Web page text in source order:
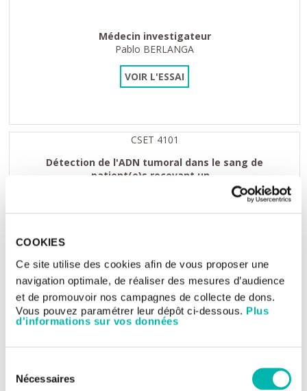
COOKIES
Ce site utilise des cookies afin de vous proposer une
navigation optimale, de réaliser des mesures d’audience
et de promouvoir nos campagnes de collecte de dons.
Vous pouvez paramétrer leur dépôt ci-dessous. Plus
d'informations sur vos données
Nécessaires
Médecin investigateur
Pablo BERLANGA
VOIR L'ESSAI
CSET 4101
Détection de l'ADN tumoral dans le sang de
patient(e)s recevant un...
Médecin investigateur
Joana Mourato RIBEIRO
VOIR L'ESSAI